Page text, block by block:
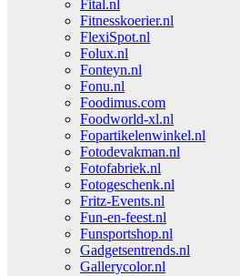
Fital.nl
Fitnesskoerier.nl
FlexiSpot.nl
Folux.nl
Fonteyn.nl
Fonu.nl
Foodimus.com
Foodworld-xl.nl
Fopartikelenwinkel.nl
Fotodevakman.nl
Fotofabriek.nl
Fotogeschenk.nl
Fritz-Events.nl
Fun-en-feest.nl
Funsportshop.nl
Gadgetsentrends.nl
Gallerycolor.nl